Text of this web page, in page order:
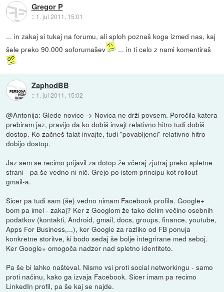
Gregor P
:: 1. jul 2011, 15:01
... in zakaj si tukaj na forumu, ali sploh poznaš koga izmed nas, kaj
šele preko 90.000 soforumašev
... in ti celo z nami komentiraš
ZaphodBB
:: 1. jul 2011, 15:02
@Antonija: Glede novice -> Novica ne drži povsem. Poročila katera
prebiram jaz, pravijo da ko dobiš invajt relativno hitro tudi dobiš
dostop. Ko začneš talat invajte, tudi "povabljenci" relativno hitro
dobijo dostop.
Jaz sem se recimo prijavil za dotop že včeraj zjutraj preko spletne
strani - pa še vedno ni nič. Grejo po istem principu kot rollout
gmail-a.
Sicer pa tudi sam (še) vedno nimam Facebook profila. Google+
bom pa imel - zakaj? Ker z Googlom že tako delim večino osebnih
podatkov (kontakti, Android, gmail, docs, groups, finance, youtube,
Apps For Business,...), ker Google za razliko od FB ponuja
konkretne storitve, ki bodo sedaj še bolje integrirane med seboj.
Ker Google+ omogoča nadzor nad spletno identiteto.
Pa še bi lahko našteval. Nismo vsi proti social networkingu - samo
proti načinu, kako ga izvaja Facebook. Sicer imam pa recimo
LinkedIn profil, pa še kaj se najde.